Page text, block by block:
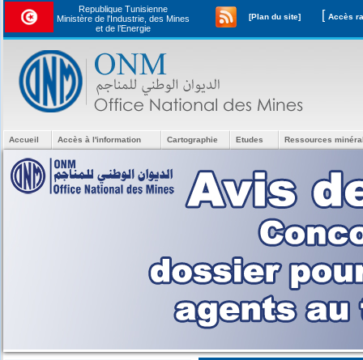
Republique Tunisienne
Ministère de l'Industrie, des Mines
et de l’Energie
[Plan du site] [
Accueil Accès à l'information Cartographie Etudes Ressources